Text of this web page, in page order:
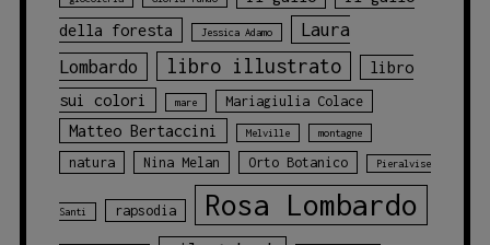
della foresta
Jessica Adamo
Laura
Lombardo
libro illustrato
libro
sui colori
mare Mariagiulia Colace
Matteo Bertaccini Melville montagne
natura Nina Melan Orto Botanico Pieralvise
Santi rapsodia Rosa Lombardo